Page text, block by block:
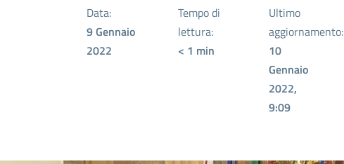
Data:
9 Gennaio
2022
Tempo di
lettura:
< 1 min
Ultimo
aggiornamento:
10
Gennaio
2022,
9:09